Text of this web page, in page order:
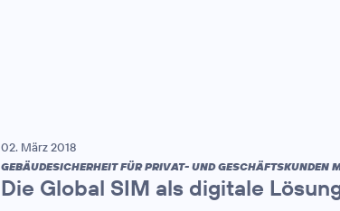
02. März 2018
GEBÄUDESICHERHEIT FÜR PRIVAT- UND GESCHÄFTSKUNDEN
Die Global SIM als digitale